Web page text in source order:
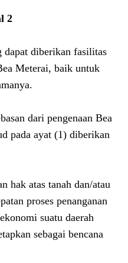
2
dapat diberikan fasilitas
Meterai, baik untuk
dari pengenaan Bea
pada ayat (1) diberikan
hak atas tanah dan/atau
proses penanganan
suatu daerah
sebagai bencana